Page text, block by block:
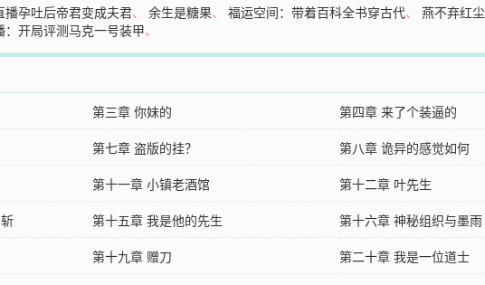
播孕吐后帝君变成夫君、余生是糖果、福运空间：带着百科全书穿古代、燕不弃红尘
：开局评测马克一号装甲、
第三章 你妹的
第四章 来了个装逼的
第七章 盗版的挂？
第八章 诡异的感觉如何
第十一章 小镇老酒馆
第十二章 叶先生
第十五章 我是他的先生
第十六章 神秘组织与墨雨
第十九章 赠刀
第二十章 我是一位道士